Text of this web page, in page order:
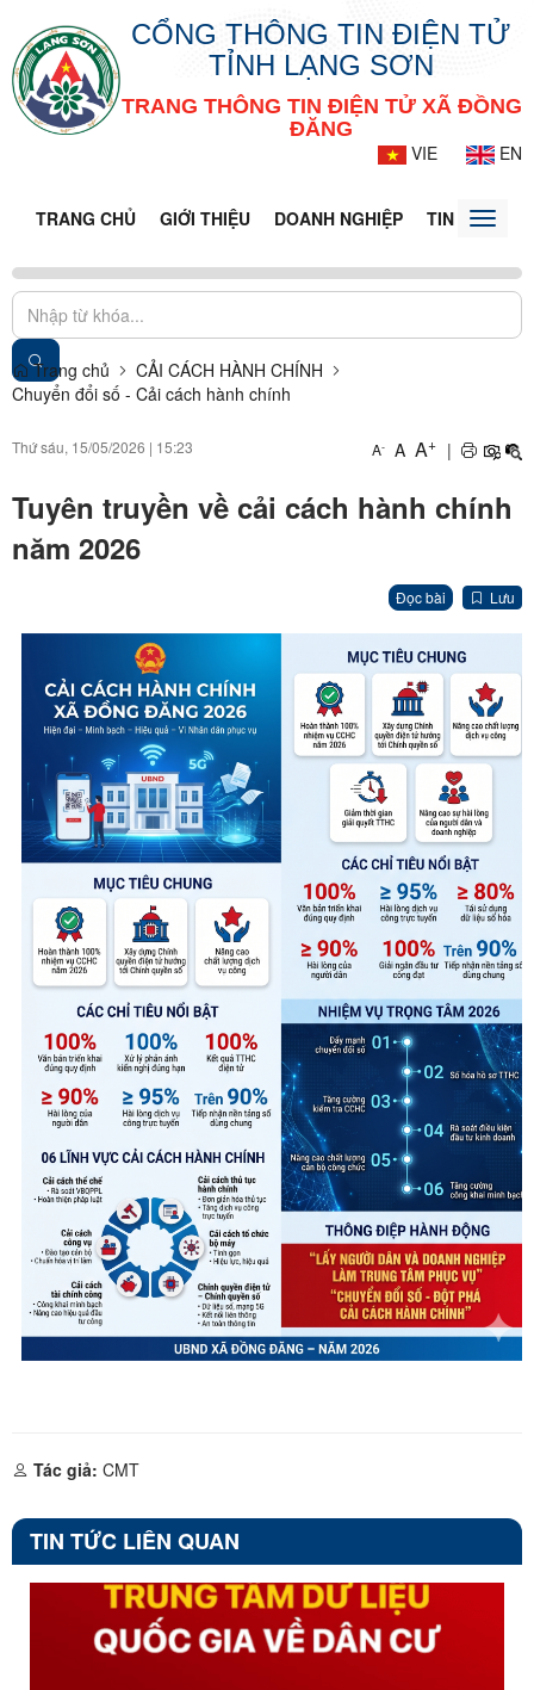
CỔNG THÔNG TIN ĐIỆN TỬ
TỈNH LẠNG SƠN
TRANG THÔNG TIN ĐIỆN TỬ XÃ ĐỒNG
ĐĂNG
VIE
EN
TRANG CHỦ GIỚI THIỆU DOANH NGHIỆP TIN TỨC -
Toggle
Trang chủ
CẢI CÁCH HÀNH CHÍNH
Chuyển đổi số - Cải cách hành chính
Thứ sáu, 15/05/2026 | 15:23 A- A A+ |
Tuyên truyền về cải cách hành chính
năm 2026
Đọc bài Lưu
Tác giả: CMT
TIN TỨC LIÊN QUAN